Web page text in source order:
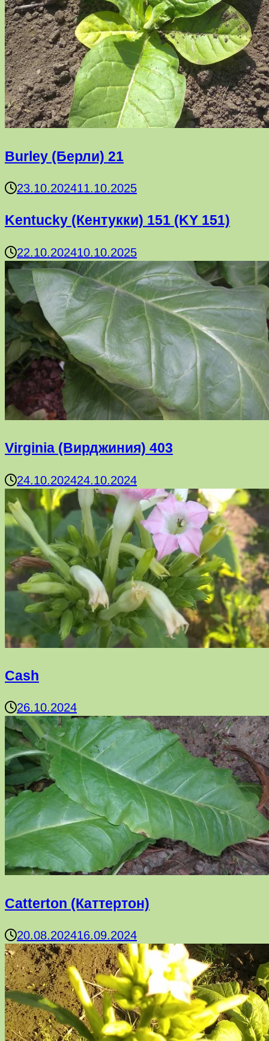
Burley (Берли) 21
23.10.202411.10.2025
Kentucky (Кентукки) 151 (KY 151)
22.10.202410.10.2025
Virginia (Вирджиния) 403
24.10.202424.10.2024
Cash
26.10.2024
Catterton (Каттертон)
20.08.202416.09.2024